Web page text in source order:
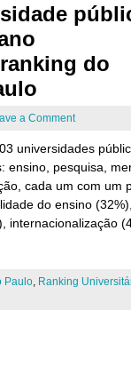
do
a Comment
universidades
ensino, pesquisa,
cada um com um
do ensino
internacionalização
Paulo, Ranking